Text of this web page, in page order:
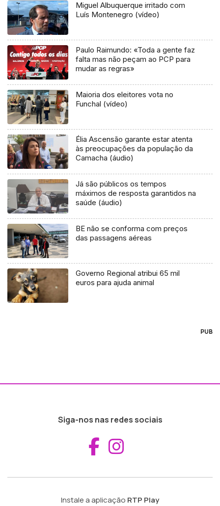
Miguel Albuquerque irritado com
Luís Montenegro (vídeo)
Paulo Raimundo: «Toda a gente faz
falta mas não peçam ao PCP para
mudar as regras»
Maioria dos eleitores vota no
Funchal (vídeo)
Élia Ascensão garante estar atenta
às preocupações da população da
Camacha (áudio)
Já são públicos os tempos
máximos de resposta garantidos na
saúde (áudio)
BE não se conforma com preços
das passagens aéreas
Governo Regional atribui 65 mil
euros para ajuda animal
PUB
Siga-nos nas redes sociais
Aceder ao
Instale a aplicação RTP Play